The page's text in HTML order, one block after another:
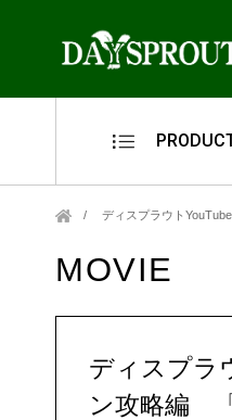
ディスプラウト
MOVIE
ディスプ
ン攻略編 「